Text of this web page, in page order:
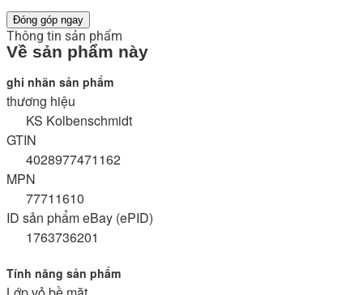
Đóng góp ngay
Thông tin sản phẩm
Về sản phẩm này
ghi nhãn sản phẩm
thương hiệu
KS Kolbenschmidt
GTIN
4028977471162
MPN
77711610
ID sản phẩm eBay (ePID)
1763736201
Tính năng sản phẩm